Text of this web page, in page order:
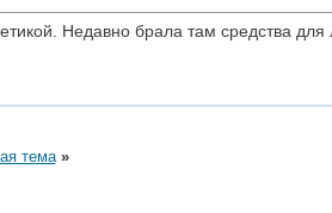
Недавно брала там средства для
тема »